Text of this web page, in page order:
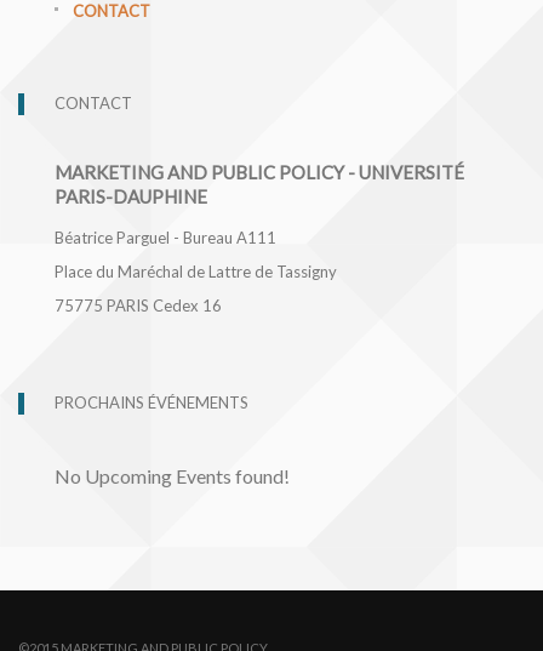
CONTACT
CONTACT
MARKETING AND PUBLIC POLICY - UNIVERSITÉ
PARIS-DAUPHINE
Béatrice Parguel - Bureau A111
Place du Maréchal de Lattre de Tassigny
75775 PARIS Cedex 16
PROCHAINS ÉVÉNEMENTS
No Upcoming Events found!